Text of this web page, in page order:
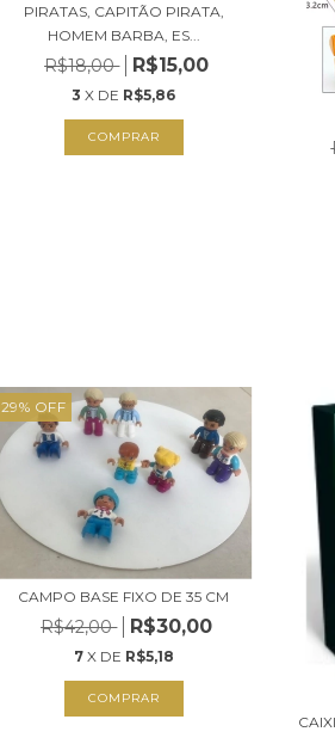
PIRATAS, CAPITÃO PIRATA,
HOMEM BARBA, ES...
R$18,00 R$15,00
3 X DE R$5,86
COMPRAR
29% OFF
CAMPO BASE FIXO DE 35 CM
R$42,00 R$30,00
7 X DE R$5,18
COMPRAR